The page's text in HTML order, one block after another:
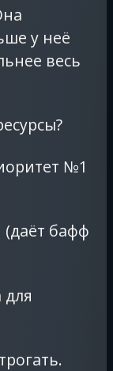
у неё
весь
№1
бафф